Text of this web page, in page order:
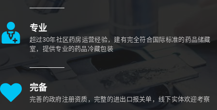
专业
超过30年社区药房运营经验，建有完全符合国际标准的药品储藏
室，提供专业的药品冷藏包装
完备
完善的政府注册资质，完整的进出口报关单，线下实体欢迎考察